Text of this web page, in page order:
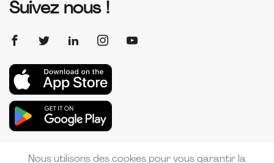
Suivez nous !
Nous utilisons des cookies pour vous garantir la